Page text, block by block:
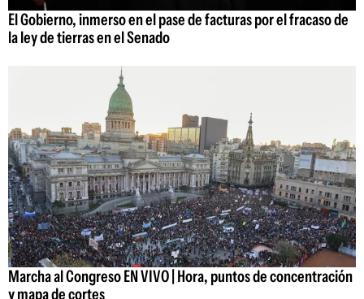
El Gobierno, inmerso en el pase de facturas por el fracaso de
la ley de tierras en el Senado
Marcha al Congreso EN VIVO | Hora, puntos de concentración
y mapa de cortes